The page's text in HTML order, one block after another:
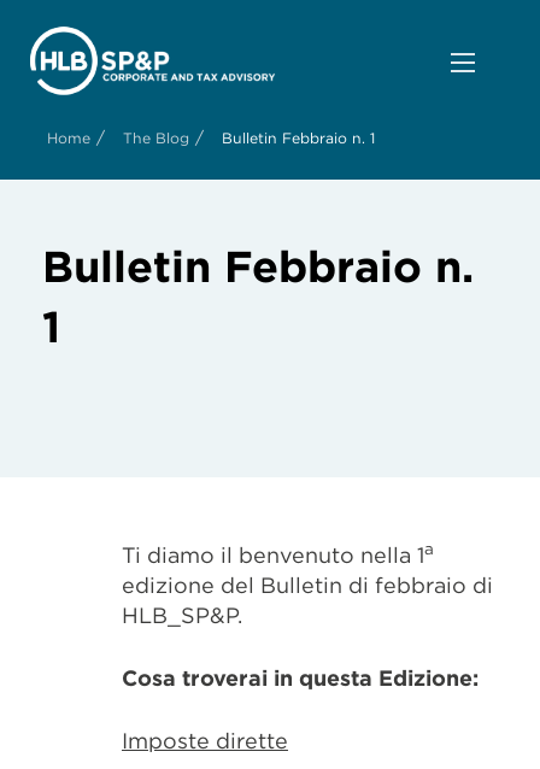
Home / The Blog / Bulletin Febbraio n. 1
Bulletin Febbraio n.
1
Ti diamo il benvenuto nella 1a
edizione del Bulletin di febbraio di
HLB_SP&P.
Cosa troverai in questa Edizione:
Imposte dirette